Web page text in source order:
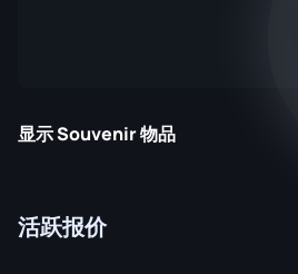
显示 Souvenir 物品
活跃报价